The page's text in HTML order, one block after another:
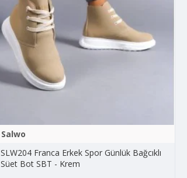
Salwo
SLW204 Franca Erkek Spor Günlük Bağcıklı
Süet Bot SBT - Krem